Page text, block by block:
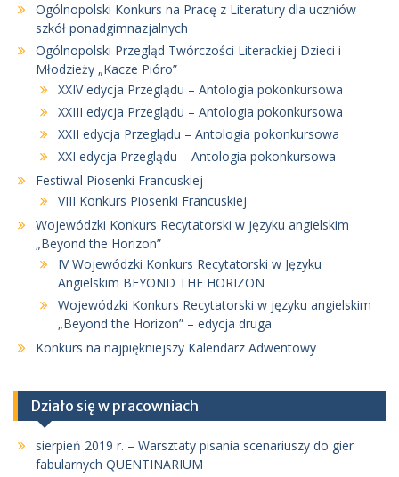
Ogólnopolski Konkurs na Pracę z Literatury dla uczniów
szkół ponadgimnazjalnych
Ogólnopolski Przegląd Twórczości Literackiej Dzieci i
Młodzieży „Kacze Pióro”
XXIV edycja Przeglądu – Antologia pokonkursowa
XXIII edycja Przeglądu – Antologia pokonkursowa
XXII edycja Przeglądu – Antologia pokonkursowa
XXI edycja Przeglądu – Antologia pokonkursowa
Festiwal Piosenki Francuskiej
VIII Konkurs Piosenki Francuskiej
Wojewódzki Konkurs Recytatorski w języku angielskim
„Beyond the Horizon”
IV Wojewódzki Konkurs Recytatorski w Języku
Angielskim BEYOND THE HORIZON
Wojewódzki Konkurs Recytatorski w języku angielskim
„Beyond the Horizon” – edycja druga
Konkurs na najpiękniejszy Kalendarz Adwentowy
Działo się w pracowniach
sierpień 2019 r. – Warsztaty pisania scenariuszy do gier
fabularnych QUENTINARIUM